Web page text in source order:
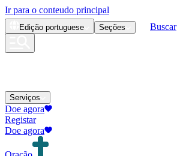
Ir para o conteudo principal
Edição portuguese Seções Buscar
Serviços
Doe agora
Registar
Doe agora